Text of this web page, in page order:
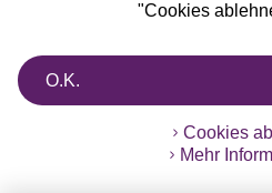
"Cookies
O.K.
Cookies
Mehr